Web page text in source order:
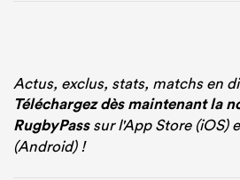
Actus, exclus, stats, matchs en
Téléchargez dès maintenant la
RugbyPasssur l'App Store (iOS)
(Android) !